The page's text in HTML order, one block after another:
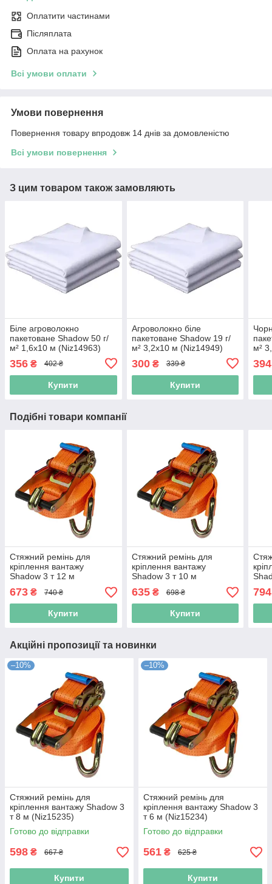
Оплатити частинами
Післяплата
Оплата на рахунок
Всі умови оплати
Умови повернення
Повернення товару впродовж 14 днів за домовленістю
Всі умови повернення
З цим товаром також замовляють
Біле агроволокно
пакетоване Shadow 50 г/
м² 1,6x10 м (Niz14963)
356 ₴ 402 ₴
Купити
Агроволокно біле
пакетоване Shadow 19 г/
м² 3,2x10 м (Niz14949)
300₴ 339 ₴
Купити
м²
394
Подібні товари компанії
Стяжний ремінь для
кріплення вантажу
Shadow 3 т 12 м
(Niz15242)
673 ₴ 740 ₴
Купити
Стяжний ремінь для
кріплення вантажу
Shadow 3 т 10 м
(Niz15241)
635₴ 698 ₴
Купити
794
Акційні пропозиції та новинки
–10%
Стяжний ремінь для
кріплення вантажу Shadow 3
т 8 м (Niz15235)
Готово до відправки
598 ₴ 667 ₴
Купити
–10%
Стяжний ремінь для
кріплення вантажу Shadow 3
т 6 м (Niz15234)
Готово до відправки
561 ₴ 625 ₴
Купити